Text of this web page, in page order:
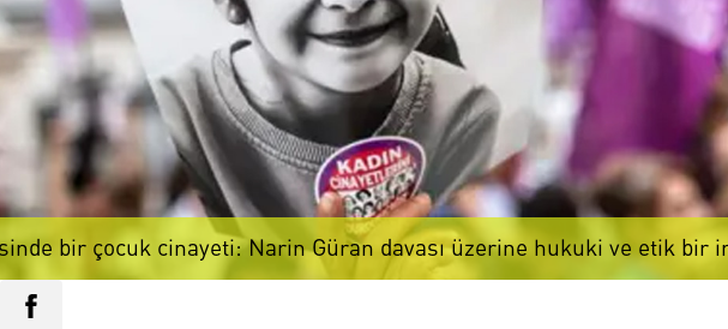
bir çocuk cinayeti: Narin Güran davası üzerine hukuki ve etik bir